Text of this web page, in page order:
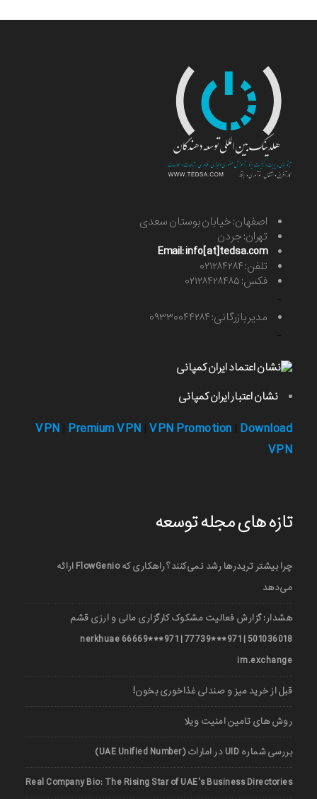
اصفهان: خیابان بوستان سعدی
تهران: جردن
Email: info[at]tedsa.com
تلفن: ۰۲۱۲۸۴۲۸۴
فکس: ۰۲۱۲۸۴۲۸۴۸۵
مدیر بازرگانی: ۰۹۳۳۰۰۴۴۲۸۴
نشان اعتبار ایران کمپانی
VPN Premium VPN VPN Promotion Download
VPN
تازه های مجله توسعه
چرا بیشتر تریدرها رشد نمی‌کنند؟ راهکاری که FlowGenio ارائه
می‌دهد
هشدار: گزارش فعالیت مشکوک کارگزاری مالی و ارزی قشم
501036018 | 971***77739 | 971***66669 nerkhuae
irn.exchange
قبل از خرید میز و صندلی غذاخوری بخون!
روش های تامین امنیت ویلا
بررسی شماره UID در امارات (UAE Unified Number)
Real Company Bio: The Rising Star of UAE’s Business Directories